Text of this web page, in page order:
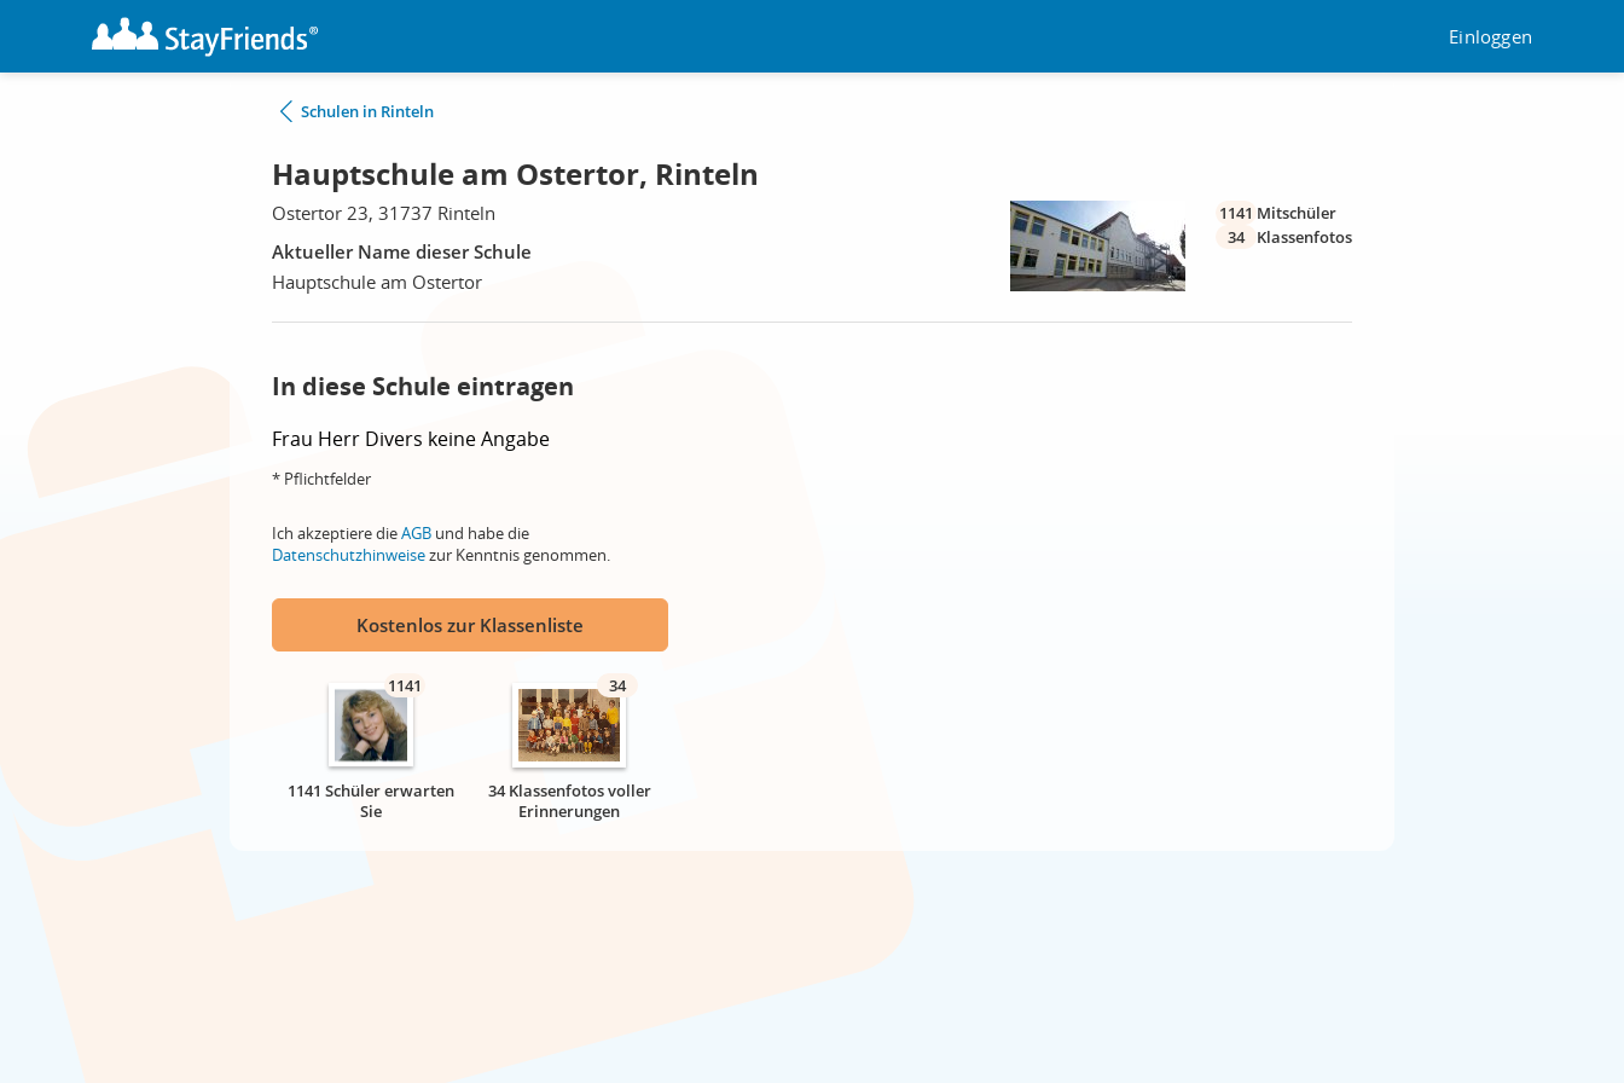
Einloggen
Schulen in Rinteln
Hauptschule am Ostertor, Rinteln
Ostertor 23, 31737 Rinteln
Aktueller Name dieser Schule
Hauptschule am Ostertor
1141 Mitschüler
34
Klassenfotos
In diese Schule eintragen
Frau Herr Divers keine Angabe
* Pflichtfelder
Ich akzeptiere dieAGB und habe die
Datenschutzhinweisezur Kenntnis genommen.
Kostenlos zur Klassenliste
1141
1141 Schüler erwarten
Sie
34
34 Klassenfotos voller
Erinnerungen